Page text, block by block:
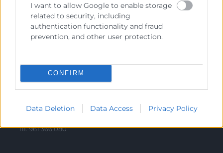
I want to allow Google to enable storage
related to security, including
authentication functionality and fraud
prevention, and other user protection.
CONFIRM
Data Deletion Data Access Privacy Policy
Contacto
Sede Central
Benjamín Franklin, 8 – 46980
Tlf. 961 366 080